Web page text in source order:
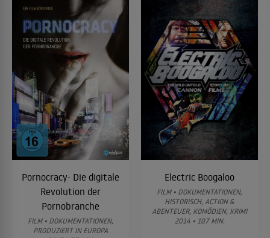
Pornocracy- Die digitale
Revolution der
Pornobranche
FILM • DOKUMENTATIONEN,
PRODUZIERT IN EUROPA
Electric Boogaloo
FILM • DOKUMENTATIONEN,
HISTORISCH, ACTION &
ABENTEUER, KOMÖDIEN, KRIMI
2014 • 107 MIN.